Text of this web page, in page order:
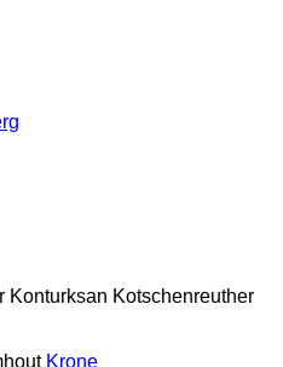
Konturksan Kotschenreuther
Krone